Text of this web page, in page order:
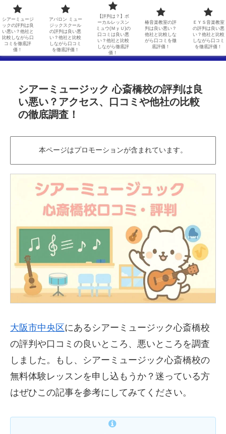
アバロン ミュージックスクールの評判は良い悪い？他社と比較しながら口コミを徹底評価！
【評判は？】ボーカルレッスンミュウ(ＭｙＵ)の口コミは良い悪い？他社と比較しながら徹底評価！ 椿音楽教室の評判は良い悪い？他社と比較しながら口コミを徹底評価！
ＥＹＳ音楽教室の評判は良い悪い？他社と比較しながら口コミを徹底評価！
シアーミュージック 心斎橋校の評判は良
い悪い？アクセス、口コミや他社の比較
の徹底調査！
本ページはプロモーションが含まれています。
大阪市中央区にあるシアーミュージック心斎橋校
の評判や口コミの良いところ、悪いところを調査
しました。もし、シアーミュージック心斎橋校の
無料体験レッスンを申し込もうか？迷っている方
はぜひこの記事を参考にしてみてください。
シアーミュージ
ックの評判は良
い悪い？他社と
比較しながら口
コミを徹底評
価！
アバロン ミュー
ジックスクール
の評判は良い悪
い？他社と比較
しながら口コミ
を徹底評価！
【評判は？】ボ
ーカルレッスン
ミュウ(ＭｙＵ)の
口コミは良い悪
い？他社と比較
しながら徹底評
価！
椿音楽教室の評
判は良い悪い？
他社と比較しな
がら口コミを徹
底評価！
ＥＹＳ音楽教室
の評判は良い悪
い？他社と比較
しながら口コミ
を徹底評価！